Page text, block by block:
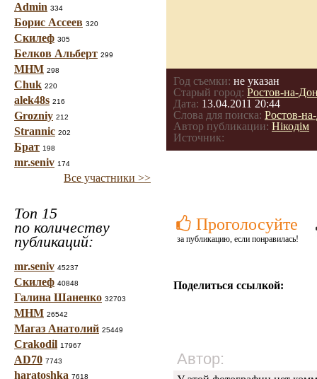
Admin 334
Борис Ассеев 320
Скилеф 305
Белков Альберт 299
МНМ 298
Chuk 220
alek48s 216
Grozniy 212
Strannic 202
Брат 198
mr.seniv 174
Все участники >>
Топ 15
по количеству
публикаций:
mr.seniv 45237
Скилеф 40848
Галина Шаненко 32703
МНМ 26542
Магаз Анатолий 25449
Crakodil 17967
AD70 7743
haratoshka 7618
Год съемки: не указан
Старый город: Ростов-на-
Дата: 13.04.2011 20:44
Слова для поиска: Ростов-
Автор публикации: Нікодім
Источник:
Проголосуйте
за публикацию, если понравилась!
Поделиться ссылкой:
Автор: